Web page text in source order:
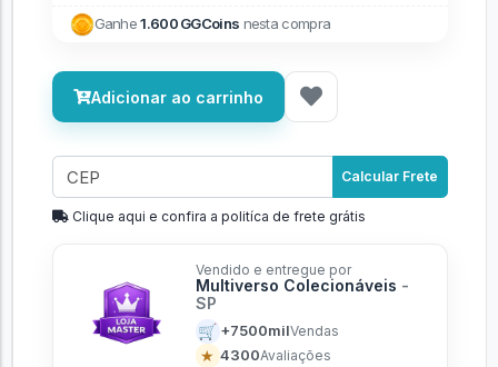
Ganhe1.600 GGCoins nesta compra
Adicionar ao carrinho
Calcular Frete
Clique aqui e confira a politíca de frete grátis
Vendido e entregue por
Multiverso Colecionáveis -
SP
🛒 +7500milVendas
★ 4300Avaliações